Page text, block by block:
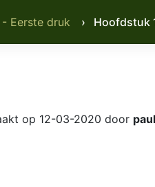
Eerste druk › Hoofdstuk
op 12-03-2020 door paul